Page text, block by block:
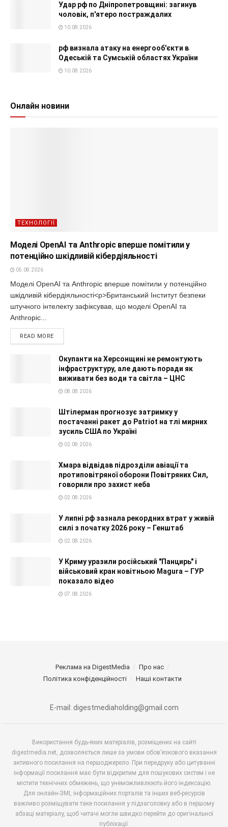
Удар рф по Дніпропетровщині: загинув
чоловік, п'ятеро постраждалих
10.08.2026
рф визнала атаку на енергооб'єкти в
Одеській та Сумській областях України
10.08.2026
Онлайн новини
ТЕХНОЛОГІЇ
Моделі OpenAI та Anthropic вперше помітили у
потенційно шкідливій кібердіяльності
05.08.2026
Моделі OpenAI та Anthropic вперше помітили у потенційно
шкідливій кібердіяльності<p>Британський Інститут безпеки
штучного інтелекту зафіксував, що моделі OpenAI та
Anthropic...
READ MORE
Окупанти на Херсонщині не ремонтують
інфраструктуру, але дають поради як
виживати без води та світла – ЦНС
08.08.2026
Штілерман прогнозує затримку у
постачанні ракет до Patriot на тлі мирних
зусиль США по Україні
02.08.2026
Хмара відвідав підрозділи авіації та
протиповітряної оборони Повітряних Сил,
говорили про захист неба
02.08.2026
У липні рф зазнала рекордних втрат у живій
силі з початку 2026 року – Генштаб
02.08.2026
У Криму уразили російський "Панцирь" і
військовий кран новітньою Magura – ГУР
показало відео
07.08.2026
Реклама на DigestMedia
Про нас
Політика конфіденційності
Наші контакти
E-mail: digestmediaholding@gmail.com
Використання будь-яких матеріалів, розміщених на сайті
digestmedia.net, дозволяється лише за умови обов’язкового вказання
активного посилання на першоджерело. При передруку або цитуванні
інформації посилання має бути відкритим для пошукових систем і не
містити технічних обмежень, що унеможливлюють його індексацію.
Для онлайн-ЗМІ, інформаційних порталів та інших веб-ресурсів
важливо розміщувати таке посилання у підзаголовку або в першому
абзаці матеріалу, щоб читачі могли швидко перейти до оригінальної
публікації.